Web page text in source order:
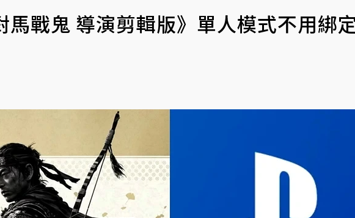
戰鬼 導演剪輯版》單人模式不用綁